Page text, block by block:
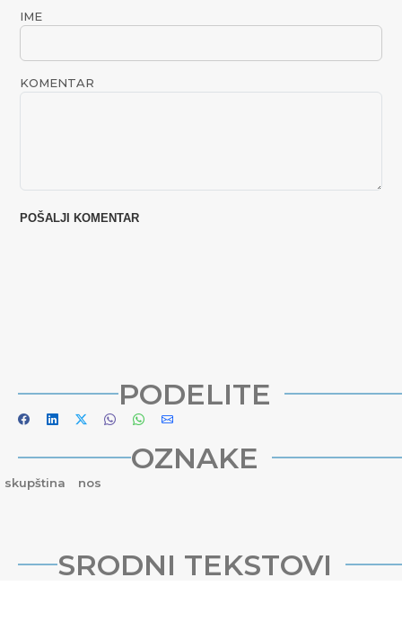
IME
KOMENTAR
PODELITE
OZNAKE
skupština nos
SRODNI TEKSTOVI